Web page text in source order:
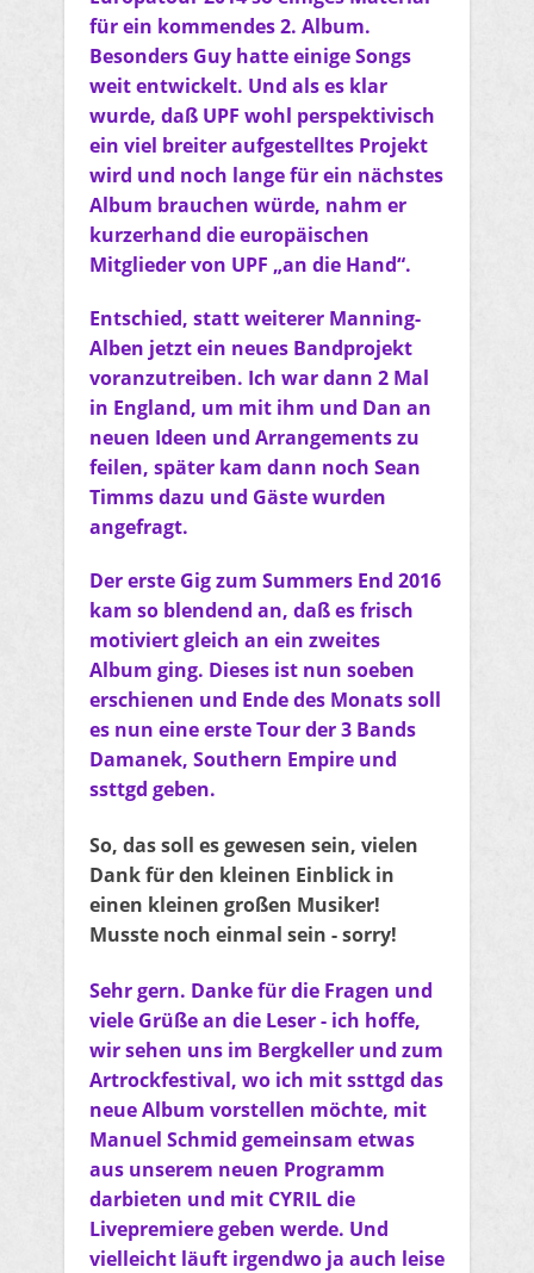
für ein kommendes 2. Album.
Besonders Guy hatte einige Songs
weit entwickelt. Und als es klar
wurde, daß UPF wohl perspektivisch
ein viel breiter aufgestelltes Projekt
wird und noch lange für ein nächstes
Album brauchen würde, nahm er
kurzerhand die europäischen
Mitglieder von UPF „an die Hand“.
Entschied, statt weiterer Manning-
Alben jetzt ein neues Bandprojekt
voranzutreiben. Ich war dann 2 Mal
in England, um mit ihm und Dan an
neuen Ideen und Arrangements zu
feilen, später kam dann noch Sean
Timms dazu und Gäste wurden
angefragt.
Der erste Gig zum Summers End 2016
kam so blendend an, daß es frisch
motiviert gleich an ein zweites
Album ging. Dieses ist nun soeben
erschienen und Ende des Monats soll
es nun eine erste Tour der 3 Bands
Damanek, Southern Empire und
ssttgd geben.
So, das soll es gewesen sein, vielen
Dank für den kleinen Einblick in
einen kleinen großen Musiker!
Musste noch einmal sein - sorry!
Sehr gern. Danke für die Fragen und
viele Grüße an die Leser - ich hoffe,
wir sehen uns im Bergkeller und zum
Artrockfestival, wo ich mit ssttgd das
neue Album vorstellen möchte, mit
Manuel Schmid gemeinsam etwas
aus unserem neuen Programm
darbieten und mit CYRIL die
Livepremiere geben werde. Und
vielleicht läuft irgendwo ja auch leise